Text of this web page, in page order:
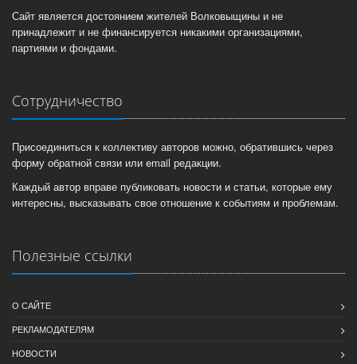
Сайт является достоянием жителей Волковыщины и не
принадлежит и не финансируется никакими организациями,
партиями и фондами.
Сотрудничество
Присоединиться к коллективу авторов можно, обратившись через
форму обратной связи или email редакции.
Каждый автор вправе публиковать новости и статьи, которые ему
интересны, высказывать свое отношение к событиям и проблемам.
Полезные ссылки
О САЙТЕ
РЕКЛАМОДАТЕЛЯМ
НОВОСТИ